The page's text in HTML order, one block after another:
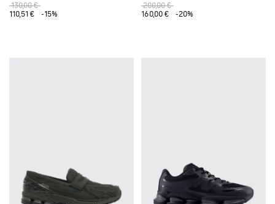
130,00 €
110,51 €
-15%
200,00 €
160,00 €
-20%